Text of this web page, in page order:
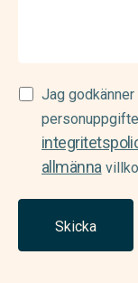
Samtycke
(Required)
Jag
allmänna
Skicka